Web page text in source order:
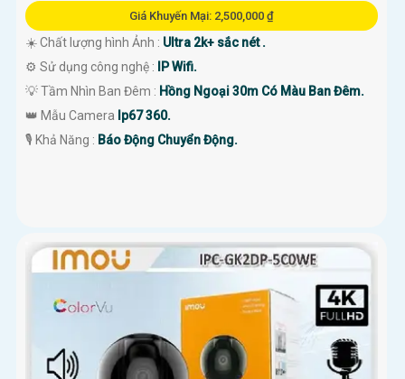
Giá Khuyến Mại: 2,500,000 ₫
☀️ Chất lượng hình Ảnh : Ultra 2k+ sắc nét .
⚙ Sử dụng công nghệ :
IP Wifi.
💡 Tầm Nhìn Ban Đêm : Hồng Ngoại 30m Có Màu Ban Đêm.
👑 Mẫu Camera Ip67 360.
️🎙 Khả Năng : Báo Động Chuyển Động.